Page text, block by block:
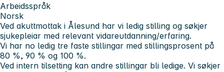
Arbeidsspråk
Norsk
Ved akuttmottak i Ålesund har vi ledig stilling og søkjer
sjukepleiar med relevant vidareutdanning/erfaring.
Vi har no ledig tre faste stillingar med stillingsprosent på
80 %, 90 % og 100 %.
Ved intern tilsetting kan andre stillingar bli ledige. Vi søkjer